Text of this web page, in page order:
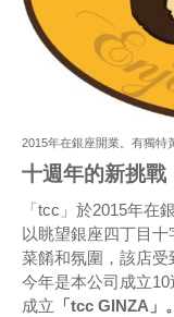
2015年在銀座開業。有獨特
十週年的新挑戰
「tcc」於2015年在
以眺望銀座四丁目
菜餚和氛圍，該店受
今年是本公司成立
成立 「tcc GINZA」。